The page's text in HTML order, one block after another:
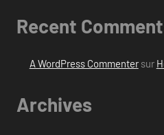
Recent
A WordPress Commentersur
Archives